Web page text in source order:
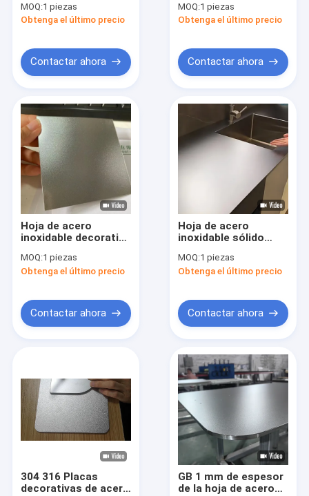
Productos
Videos
Sobre nosotros
316 600 mm de
ancho
MOQ:1 piezas
Obtenga el último precio
Contactar ahora
inoxidable Gran
metal
MOQ:1 piezas
Obtenga el último precio
Contactar ahora
Hoja de acero
inoxidable decorativa
304 316 para
aparatos de cocina
MOQ:1 piezas
Obtenga el último precio
Contactar ahora
Hoja de acero
inoxidable sólido
AiSi para el armario
de cocina
MOQ:1 piezas
Obtenga el último precio
Contactar ahora
304 316 Placas
decorativas de acero
GB 1 mm de espesor
de la hoja de acero